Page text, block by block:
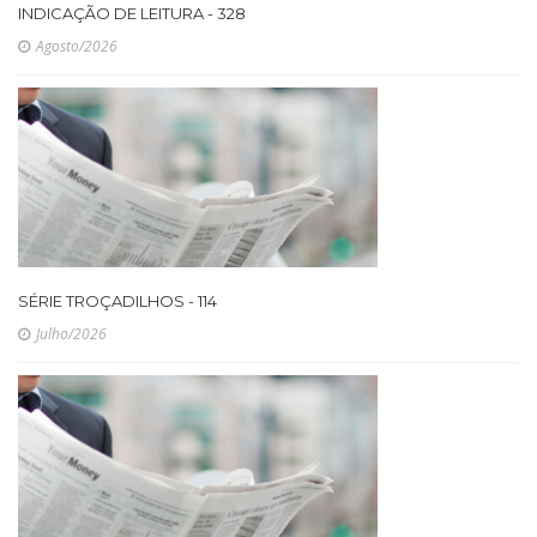
INDICAÇÃO DE LEITURA - 328
Agosto/2026
SÉRIE TROÇADILHOS - 114
Julho/2026